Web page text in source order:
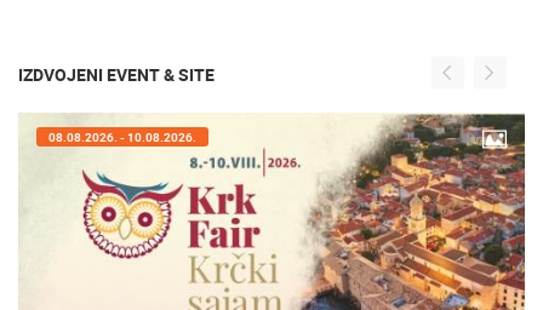
IZDVOJENI EVENT & SITE
08.08.2026. - 10.08.2026.